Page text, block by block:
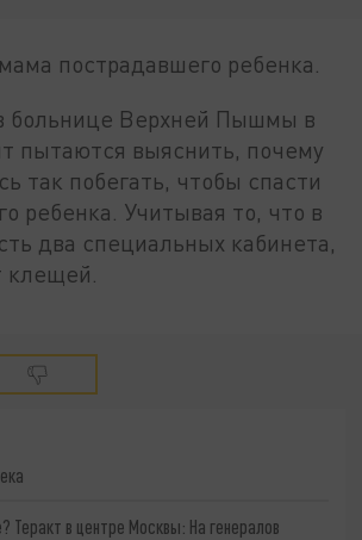
пострадавшего ребенка.
больнице Верхней Пышмы в
пытаются выяснить, почему
так побегать, чтобы спасти
ребенка. Учитывая то, что в
два специальных кабинета,
клещей.
Теракт в центре Москвы: На генералов